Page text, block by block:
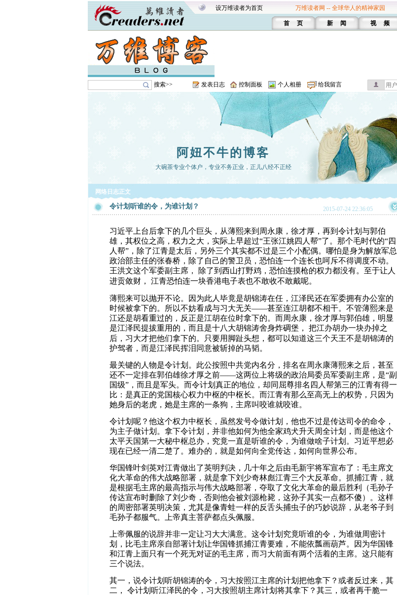
设万维读者为首页 万维读者网 -- 全球华人的精神家园
首 页 新 闻 视 频
搜索>> 发表日志 控制面板 个人相册 给我留言
阿妞不牛的博客
大碗茶专业个体户，专业不务正业，正儿八经不正经
网络日志正文
令计划听谁的令，为谁计划？ 2015-07-24 22:36:05
习近平上台后拿下的几个巨头，从薄熙来到周永康，徐才厚，再到令计划与郭伯
雄，其权位之高，权力之大，实际上早超过“王张江姚四人帮”了。那个毛时代的“四
人帮”，除了江青是太后，另外三个其实都不过是三个小配偶。哪怕是身为解放军总
政治部主任的张春桥，除了自己的警卫员，恐怕连一个连长也呵斥不得调度不动。
王洪文这个军委副主席，
除了到西山打野鸡，恐怕连摸枪的权力都没有。至于让人
进贡敛财，
江青恐怕连一块香港电子表也不敢收不敢戴呢。
薄熙来可以抛开不论。因为此人毕竟是胡锦涛在任，江泽民还在军委拥有办公室的
时候被拿下的。所以不妨看成与习大无关——甚至连江胡都不相干。不管薄熙来是
江还是胡看重过的，反正是江胡在位时拿下的。而周永康，徐才厚与郭伯雄，明显
是江泽民提拔重用的，而且是十八大胡锦涛舍身炸碉堡，
把江办胡办一块办掉之
后，习大才把他们拿下的。只要用脚趾头想，都可以知道这三个天王不是胡锦涛的
护驾者，而是江泽民挥泪同意被斩掉的马韬。
最关键的人物是令计划。此公按照中共党内名分，排名在周永康薄熙来之后，甚至
还不一定排在郭伯雄徐才厚之前——这两位上将级的政治局委员军委副主席，是“副
国级”，而且是军头。而令计划真正的地位，却同屈尊排名四人帮第三的江青有得一
比：是真正的党国核心权力中枢的中枢长。而江青有那么至高无上的权势，只因为
她身后的老虎，她是主席的一条狗，主席叫咬谁就咬谁。
令计划呢？他这个权力中枢长，虽然发号令做计划，他也不过是传达司令的命令，
为主子做计划。拿下令计划，并非他如何为他全家鸡犬升天周全计划，而是他这个
太平天国第一大秘中枢总办，究竟一直是听谁的令， 为谁做啥子计划。习近平想必
现在已经一清二楚了。难办的， 就是如何向全党传达，如何向世界公布。
华国锋叶剑英对江青做出了英明判决，几十年之后由毛新宇将军宣布了：毛主席文
化大革命的伟大战略部署，就是拿下刘少奇林彪江青三个大反革命。抓捕江青，就
是根据毛主席的最高指示与伟大战略部署，夺取了文化大革命的最后胜利（毛孙子
传达宣布时删除了刘少奇，否则他会被刘源枪毙，这孙子其实一点都不傻）。这样
的周密部署英明决策，尤其是像青蛙一样的反舌头捕虫子的巧妙说辞，从老爷子到
毛孙子都服气。上帝真主菩萨都点头佩服。
上帝佩服的说辞并非一定让习大大满意。这令计划究竟听谁的令，为谁做周密计
划，比毛主席亲自部署计划让华国锋抓捕江青要难，不能依瓢画葫芦。因为华国锋
和江青上面只有一个死无对证的毛主席，而习大前面有两个活着的主席。这只能有
三个说法。
其一，说令计划听胡锦涛的令，习大按照江主席的计划把他拿下？或者反过来，其
二，
令计划听江泽民的令，习大按照胡主席计划将其拿下？其三，或者再干脆一